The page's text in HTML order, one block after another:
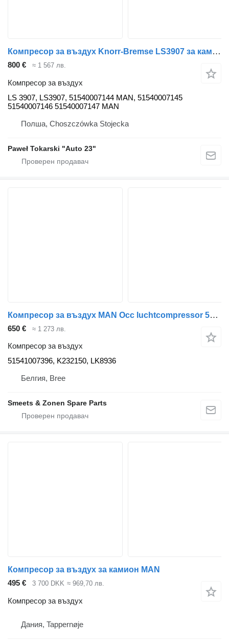
Компресор за въздух Knorr-Bremse LS3907 за камион MAN TGX TGS
800 € ≈ 1 567 лв.
Компресор за въздух
LS 3907, LS3907, 51540007144 MAN, 51540007145
51540007146 51540007147 MAN
Полша, Choszczówka Stojecka
Paweł Tokarski "Auto 23"
Компресор за въздух MAN Occ luchtcompressor 51541007396 за камион
650 € ≈ 1 273 лв.
Компресор за въздух
51541007396, K232150, LK8936
Белгия, Bree
Smeets & Zonen Spare Parts
Компресор за въздух за камион MAN
495 €
3 700 DKK ≈ 969,70 лв.
Компресор за въздух
Дания, Tappernøje